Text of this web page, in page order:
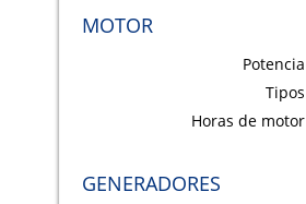
MOTOR
Potencia
Tipos
Horas de motor
GENERADORES